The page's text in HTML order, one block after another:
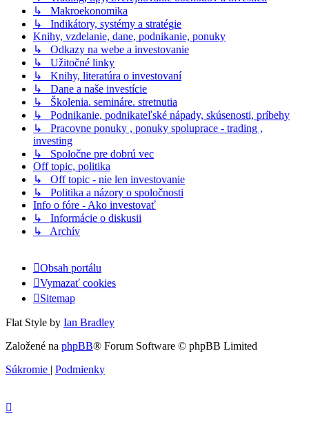
↳ Makroekonomika
↳ Indikátory, systémy a stratégie
Knihy, vzdelanie, dane, podnikanie, ponuky
↳ Odkazy na webe a investovanie
↳ Užitočné linky
↳ Knihy, literatúra o investovaní
↳ Dane a naše investície
↳ Školenia. semináre. stretnutia
↳ Podnikanie, podnikateľské nápady, skúsenosti, príbehy
↳ Pracovne ponuky , ponuky spoluprace - trading ,
investing
↳ Spoločne pre dobrú vec
Off topic, politika
↳ Off topic - nie len investovanie
↳ Politika a názory o spoločnosti
Info o fóre - Ako investovať
↳ Informácie o diskusii
↳ Archív
Obsah portálu
Vymazať cookies
Sitemap
Flat Style by Ian Bradley
Založené na phpBB® Forum Software © phpBB Limited
Súkromie | Podmienky